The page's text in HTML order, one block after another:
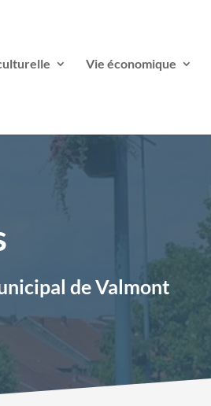
Vie économique
de Valmont